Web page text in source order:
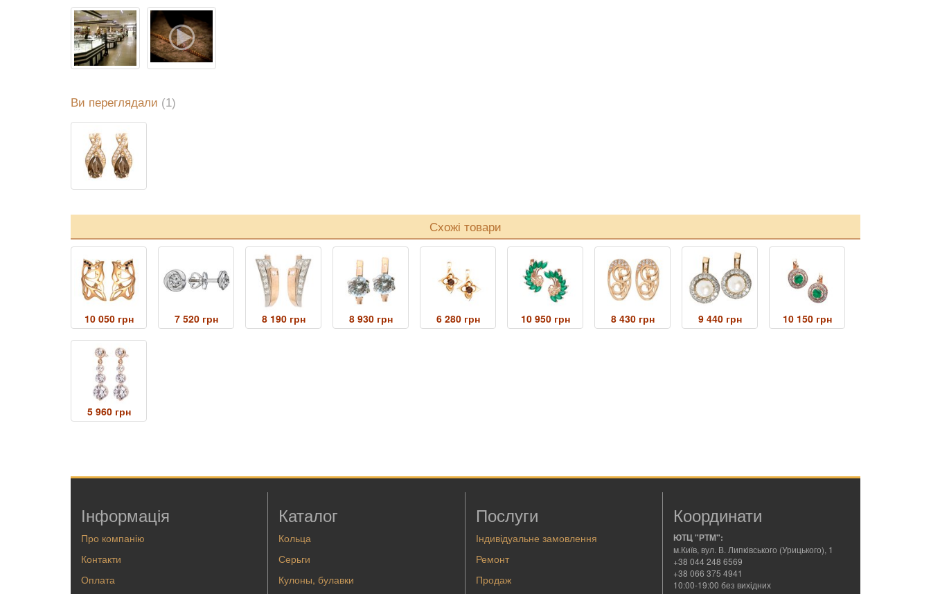
Ви переглядали (1)
Схожі товари
10 050 грн 7 520 грн 8 190 грн 8 930 грн 6 280 грн 10 950 грн 8 430 грн 9 440 грн 10 150 грн
5 960 грн
Інформація
Про компанію
Контакти
Оплата
Каталог
Кольца
Серьги
Кулоны, булавки
Послуги
Індивідуальне замовлення
Ремонт
Продаж
Координати
ЮТЦ "РТМ":
м.Київ, вул. В. Липківського (Урицького), 1
+38 044 248 6569
+38 066 375 4941
10:00-19:00 без вихідних